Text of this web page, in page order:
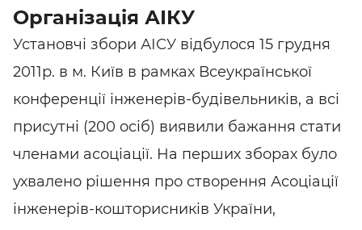
Організація АІКУ
Установчі збори АІСУ відбулося 15 грудня
2011р. в м. Київ в рамках Всеукраїнської
конференції інженерів-будівельників, а всі
присутні (200 осіб) виявили бажання стати
членами асоціації. На перших зборах було
ухвалено рішення про створення Асоціації
інженерів-кошторисників України,